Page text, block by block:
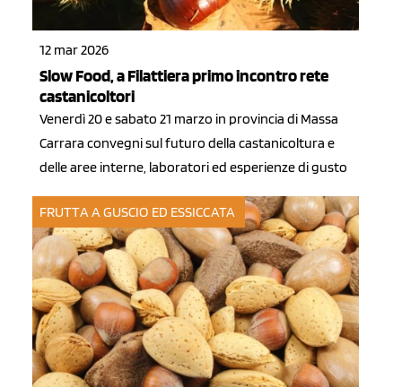
12 mar 2026
Slow Food, a Filattiera primo incontro rete
castanicoltori
Venerdì 20 e sabato 21 marzo in provincia di Massa
Carrara convegni sul futuro della castanicoltura e
delle aree interne, laboratori ed esperienze di gusto
FRUTTA A GUSCIO ED ESSICCATA